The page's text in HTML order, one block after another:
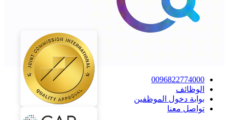
0096822774000
الوظائف
بوابة دخول الموظفين
تواصل معنا